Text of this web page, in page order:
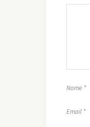
Nome *
Email *